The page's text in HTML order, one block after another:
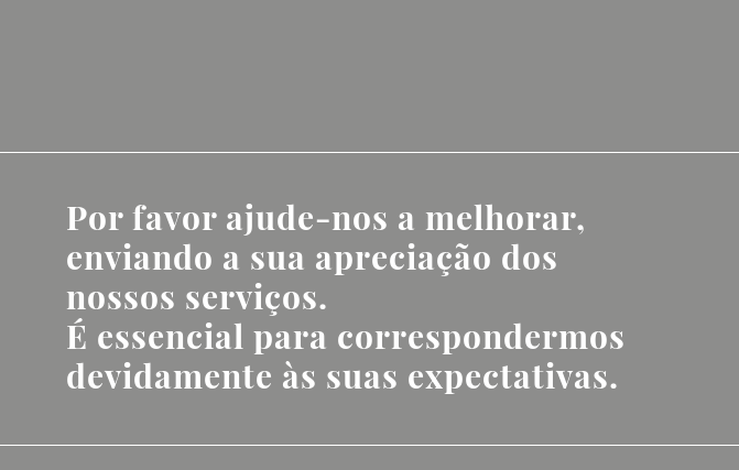
Por favor ajude-nos a melhorar,
enviando a sua apreciação dos
nossos serviços.
É essencial para correspondermos
devidamente às suas expectativas.